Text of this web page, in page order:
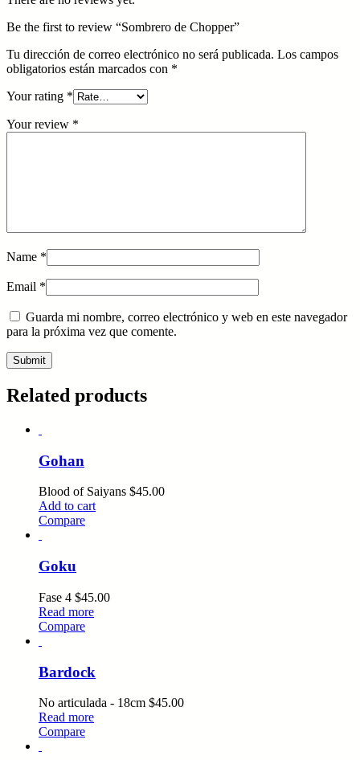
Be the first to review “Sombrero de Chopper”
Tu dirección de correo electrónico no será publicada. Los campos
obligatorios están marcados con *
Your rating *
Your review *
Name *
Email *
Guarda mi nombre, correo electrónico y web en este navegador
para la próxima vez que comente.
Related products
Gohan
Blood of Saiyans $45.00
Add to cart
Compare
Goku
Fase 4 $45.00
Read more
Compare
Bardock
No articulada - 18cm $45.00
Read more
Compare